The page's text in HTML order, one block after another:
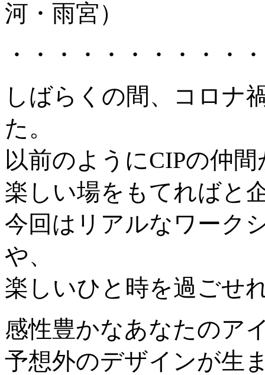
河・雨宮）
・・・・・・・・・・
しばらくの間、コロナ
た。
以前のようにCIPの仲
楽しい場をもてればと
今回はリアルなワーク
や、
楽しいひと時を過ごせ
感性豊かなあなたのア
予想外のデザインが生